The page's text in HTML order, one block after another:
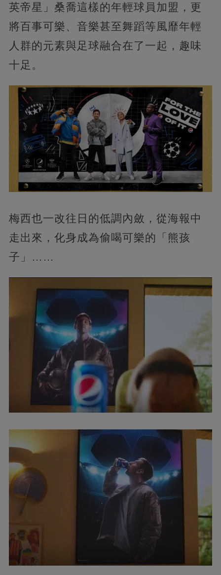
英帝星」桑喬這樣的年輕球員加盟，更
將百事可樂、音樂甚至舞蹈等風靡年輕
人群的元素與足球融合在了一起，趣味
十足。
梅西也一改往日的低調內斂，從海報中
走出來，化身成為偷喝可樂的「熊孩
子」……